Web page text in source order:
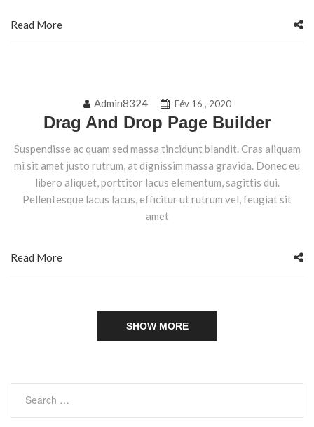
Read More
Drag And Drop Page Builder
Admin8324 Fév 16 , 2020
Suspendisse ac quam sed massa tincidunt blandit. Cras aliquam
mi sit amet justo rutrum, at dignissim massa gravida. Donec eu
libero aliquet, porttitor lacus elementum, sagittis dui.
Pellentesque lacus lacus, efficitur ut rutrum vel, feugiat sit
amet
Read More
SHOW MORE